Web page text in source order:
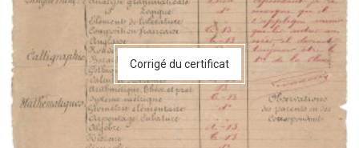
Corrigé du certificat